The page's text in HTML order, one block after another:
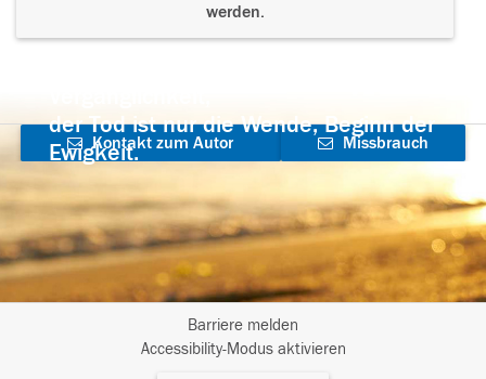
werden.
der Tod ist nur die Wende, Beginn der
Ewigkeit.
Kontakt zum Autor
aufnehmen
Missbrauch
Barriere melden
Accessibility-Modus aktivieren